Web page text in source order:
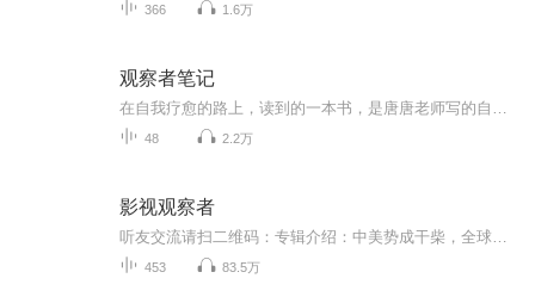
366 1.6万
观察者笔记
48 2.2万
影视观察者
453 83.5万